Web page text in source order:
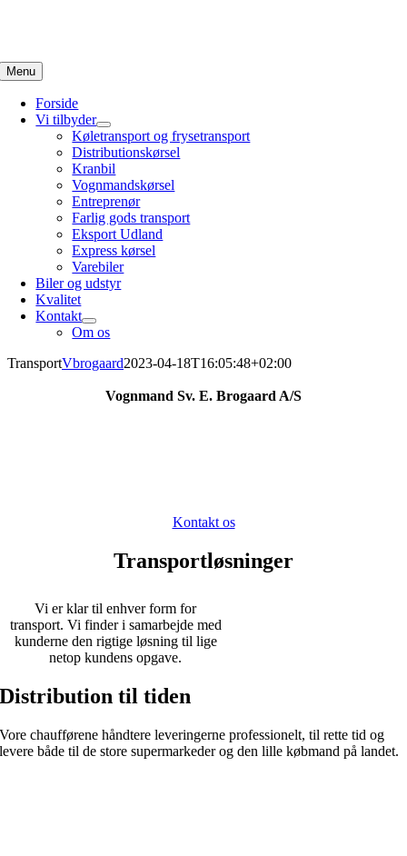
Menu
Forside
Vi tilbyder
Køletransport og frysetransport
Distributionskørsel
Kranbil
Vognmandskørsel
Entreprenør
Farlig gods transport
Eksport Udland
Express kørsel
Varebiler
Biler og udstyr
Kvalitet
Kontakt
Om os
TransportVbrogaard2023-04-18T16:05:48+02:00
Vognmand Sv. E. Brogaard A/S
Kontakt os
Transportløsninger
Vi er klar til enhver form for
transport. Vi finder i samarbejde med
kunderne den rigtige løsning til lige
netop kundens opgave.
Distribution til tiden
Vore chaufførene håndtere leveringerne professionelt, til rette tid og
levere både til de store supermarkeder og den lille købmand på landet.